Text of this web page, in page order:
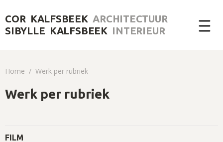
COR KALFSBEEKARCHITECTUUR
SIBYLLE KALFSBEEK INTERIEUR
Home Werk per rubriek
Werk per rubriek
FILM